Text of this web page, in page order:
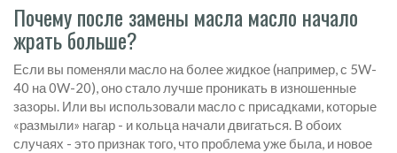
Почему после замены масла масло начало
жрать больше?
Если вы поменяли масло на более жидкое (например, с 5W-
40 на 0W-20), оно стало лучше проникать в изношенные
зазоры. Или вы использовали масло с присадками, которые
«размыли» нагар - и кольца начали двигаться. В обоих
случаях - это признак того, что проблема уже была, и новое